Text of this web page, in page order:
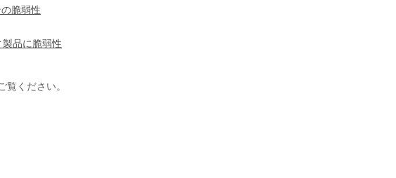
脆弱性
製品に脆弱性
ください。